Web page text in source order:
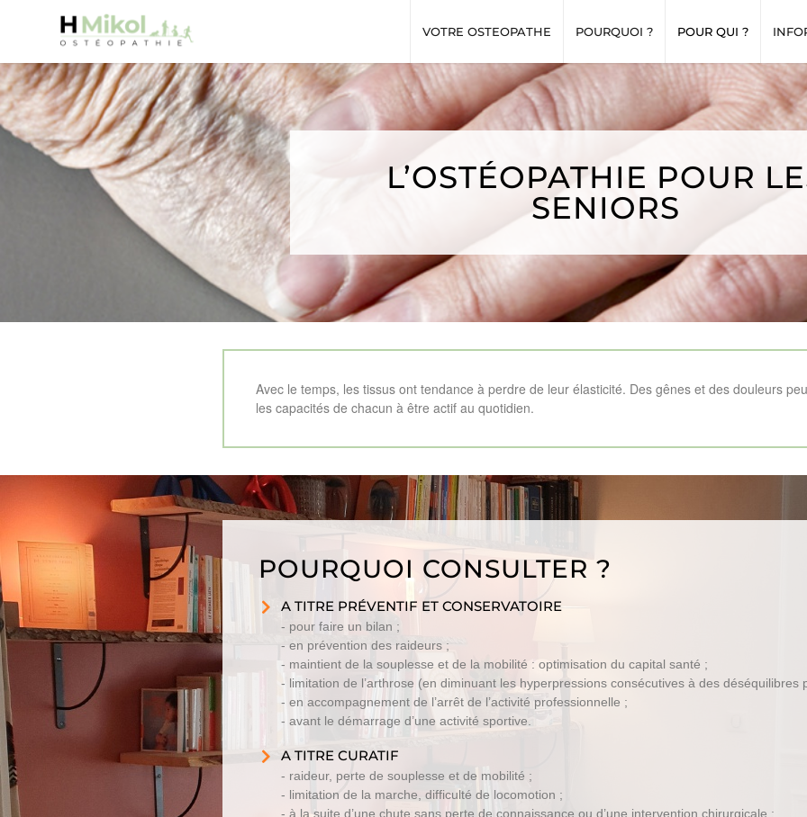
VOTRE OSTEOPATHE POURQUOI ? POUR QUI ?
L’OSTÉOPATHIE POUR
SENIORS
Avec le temps, les tissus ont tendance à perdre de leur élasticité. Des gênes et des douleurs
les capacités de chacun à être actif au quotidien.
POURQUOI CONSULTER ?
A TITRE PRÉVENTIF ET CONSERVATOIRE
- pour faire un bilan ;
- en prévention des raideurs ;
- maintient de la souplesse et de la mobilité : optimisation du capital santé ;
- limitation de l’arthrose (en diminuant les hyperpressions consécutives à des déséquilibres
- en accompagnement de l’arrêt de l’activité professionnelle ;
- avant le démarrage d’une activité sportive.
A TITRE CURATIF
- raideur, perte de souplesse et de mobilité ;
- limitation de la marche, difficulté de locomotion ;
- à la suite d’une chute sans perte de connaissance ou d’une intervention chirurgicale ;